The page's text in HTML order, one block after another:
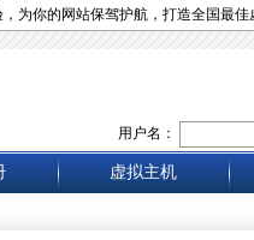
为你的网站保驾护航，打造全国最佳
用户名：
虚拟主机